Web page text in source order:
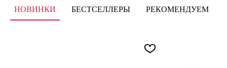
НОВИНКИ БЕСТСЕЛЛЕРЫ РЕКОМЕНДУЕМ